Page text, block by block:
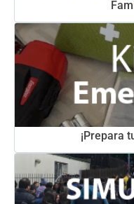
¡Prepara